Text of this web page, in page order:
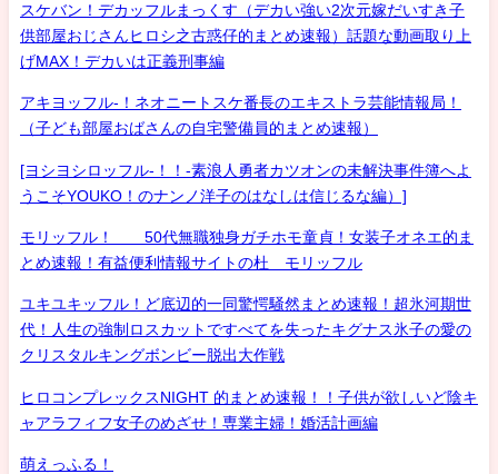
スケバン！デカッフルまっくす（デカい強い2次元嫁だいすき子
供部屋おじさんヒロシ之古惑仔的まとめ速報）話題な動画取り上
げMAX！デカいは正義刑事編
アキヨッフル-！ネオニートスケ番長のエキストラ芸能情報局！
（子ども部屋おばさんの自宅警備員的まとめ速報）
[ヨシヨシロッフル-！！-素浪人勇者カツオンの未解決事件簿へよ
うこそYOUKO！のナンノ洋子のはなしは信じるな編）]
モリッフル！ 50代無職独身ガチホモ童貞！女装子オネエ的ま
とめ速報！有益便利情報サイトの杜 モリッフル
ユキユキッフル！ど底辺的一同驚愕騒然まとめ速報！超氷河期世
代！人生の強制ロスカットですべてを失ったキグナス氷子の愛の
クリスタルキングボンビー脱出大作戦
ヒロコンプレックスNIGHT 的まとめ速報！！子供が欲しいど陰キ
ャアラフィフ女子のめざせ！専業主婦！婚活計画編
萌えっふる！